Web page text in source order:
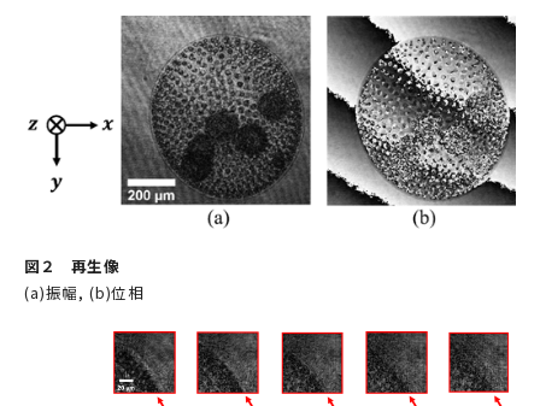
図２ 再生像
(a)振幅, (b)位相